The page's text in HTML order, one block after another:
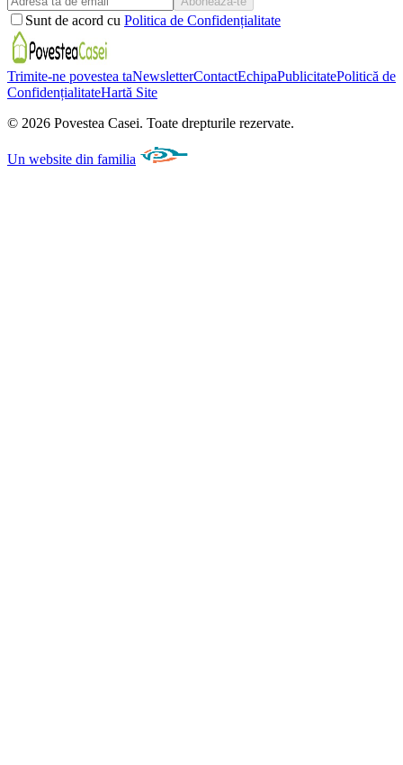
Sunt de acord cu Politica de Confidențialitate
Trimite-ne povestea taNewsletterContactEchipaPublicitatePolitică de
ConfidențialitateHartă Site
© 2026 Povestea Casei. Toate drepturile rezervate.
Un website din familia